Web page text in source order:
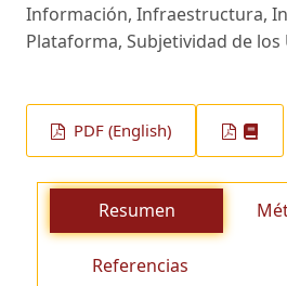
Información, Infraestructura,
Plataforma, Subjetividad de los
PDF (English)
Resumen
Referencias